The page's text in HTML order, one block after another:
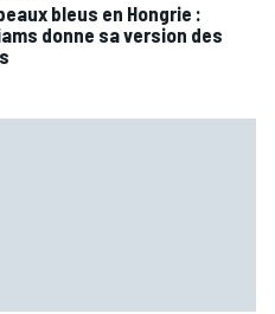
bleus en Hongrie :
donne sa version des